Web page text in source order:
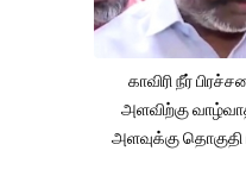
காவிரி நீர்
அளவிற்கு
அளவுக்கு தொகுதி